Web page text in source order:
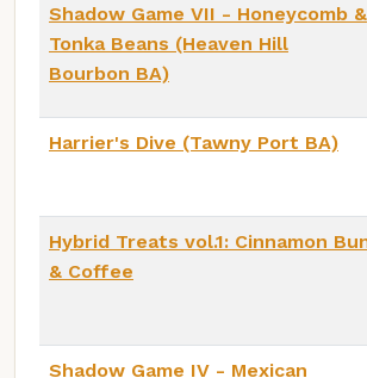
Shadow Game VII - Honeycomb &
Tonka Beans (Heaven Hill
Bourbon BA)
Harrier's Dive (Tawny Port BA)
Hybrid Treats vol.1: Cinnamon
& Coffee
Shadow Game IV - Mexican